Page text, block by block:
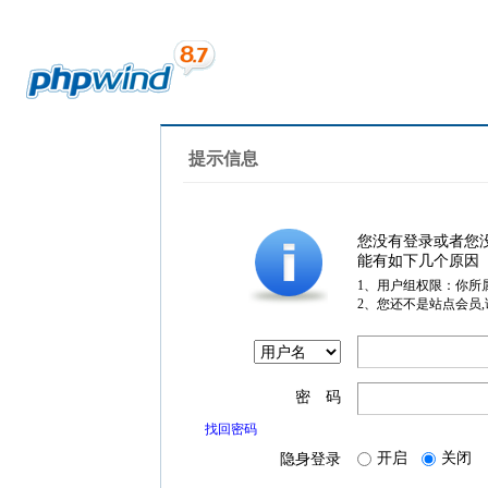
提示信息
您没有登录或者您
能有如下几个原因
1、用户组权限：你所
2、您还不是站点会员
密 码
找回密码
隐身登录 开启 关闭